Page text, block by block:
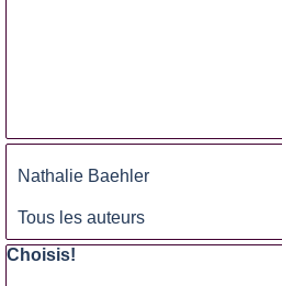
Nathalie Baehler
Tous les auteurs
Sauter le bloc Choisis!
Choisis!